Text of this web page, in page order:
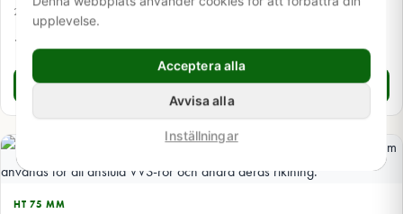
upplevelse.
Acceptera alla
Avvisa alla
Inställningar
2210162131
19,00kr
Lägg i varukorg
HT 75 MM